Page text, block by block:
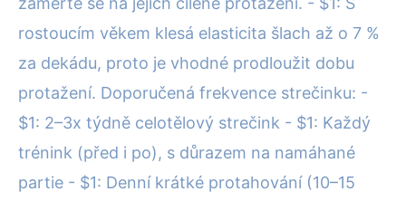
rostoucím věkem klesá elasticita šlach až o 7 %
za dekádu, proto je vhodné prodloužit dobu
protažení. Doporučená frekvence strečinku: -
$1: 2–3x týdně celotělový strečink - $1: Každý
trénink (před i po), s důrazem na namáhané
partie - $1: Denní krátké protahování (10–15